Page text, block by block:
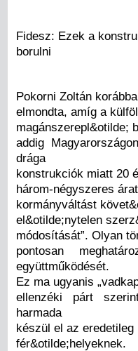
Fidesz: Ezek a
borulni
Pokorni Zoltán
elmondta, amíg a
magánszerepl&otilde;
addig
drága
konstrukciók miatt 20
három-négyszeres
kormányváltást
el&otilde;nytelen
módosítását”. Olyan
pontosan
együttműködését.
Ez ma ugyanis
ellenzéki párt
harmada
készül el az
fér&otilde;helyeknek.